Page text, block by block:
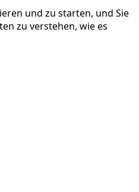
und zu starten, und Sie
zu verstehen, wie es